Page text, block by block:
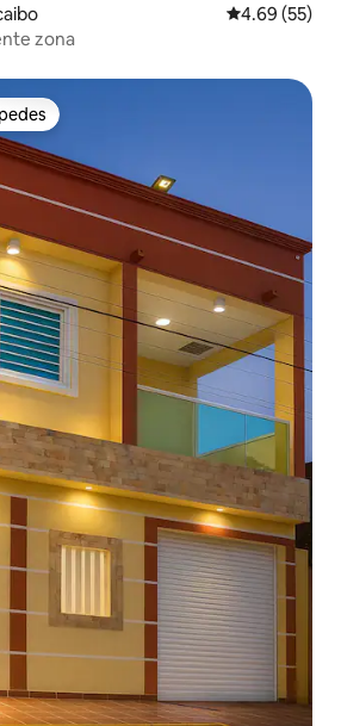
Calificación
4.69 (55)
zona